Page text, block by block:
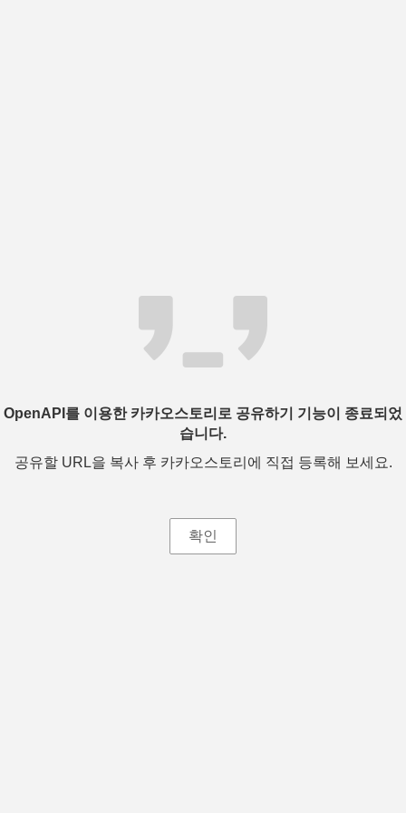
OpenAPI를 이용한 카카오스토리로 공유하기 기능이 종료되었
습니다.
공유할 URL을 복사 후 카카오스토리에 직접 등록해 보세요.
확인